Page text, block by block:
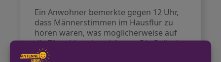
Ein Anwohner bemerkte gegen 12 Uhr,
dass Männerstimmen im Hausflur zu
hören waren, was möglicherweise auf
die Täter hinweisen könnte. Die Polizei
hat die Ermittlungen aufgenommen.